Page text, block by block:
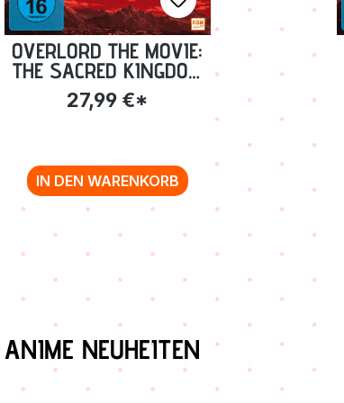
OVERLORD THE MOVIE:
THE SACRED KINGDOM
[BLU-RAY]
27,99 €*
IN DEN WARENKORB
Produktgalerie überspringen
ANIME NEUHEITEN